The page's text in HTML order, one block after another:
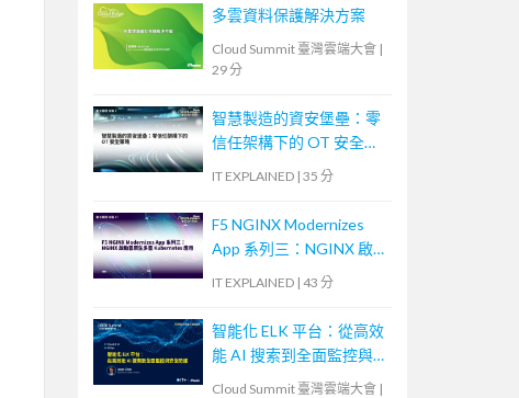
多雲資料保護解決方案
Cloud Summit 臺灣雲端大會 |
29 分
智慧製造的資安堡壘：零
信任架構下的 OT 安全策
IT EXPLAINED | 35 分
F5 NGINX Modernizes
App 系列三：NGINX 啟
IT EXPLAINED | 43 分
智能化 ELK 平台：從高效
能 AI 搜索到全面監控與
Cloud Summit 臺灣雲端大會 |